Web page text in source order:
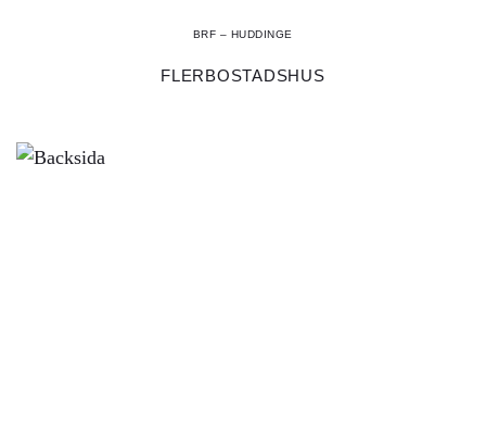
BRF – HUDDINGE
FLERBOSTADSHUS